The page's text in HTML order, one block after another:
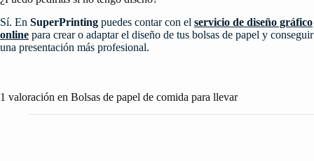
Sí. En SuperPrinting puedes contar con el servicio de diseño gráfico
online para crear o adaptar el diseño de tus bolsas de papel y conseguir
una presentación más profesional.
1 valoración en Bolsas de papel de comida para llevar